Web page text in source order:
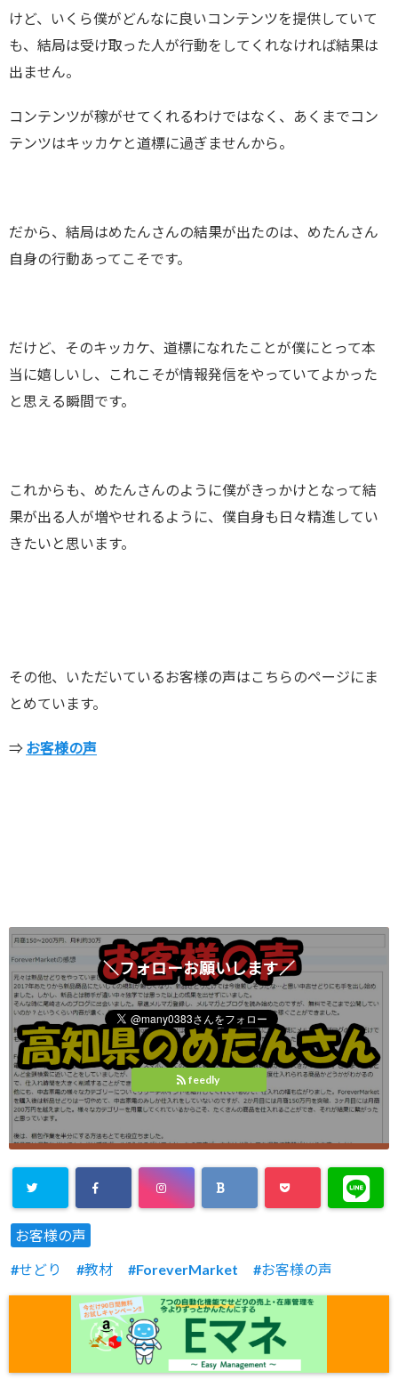
けど、いくら僕がどんなに良いコンテンツを提供していて
も、結局は受け取った人が行動をしてくれなければ結果は
出ません。
コンテンツが稼がせてくれるわけではなく、あくまでコン
テンツはキッカケと道標に過ぎませんから。
だから、結局はめたんさんの結果が出たのは、めたんさん
自身の行動あってこそです。
だけど、そのキッカケ、道標になれたことが僕にとって本
当に嬉しいし、これこそが情報発信をやっていてよかった
と思える瞬間です。
これからも、めたんさんのように僕がきっかけとなって結
果が出る人が増やせれるように、僕自身も日々精進してい
きたいと思います。
その他、いただいているお客様の声はこちらのページにま
とめています。
⇒ お客様の声
＼フォローお願いします／
feedly
お客様の声
せどり
教材 ForeverMarket お客様の声